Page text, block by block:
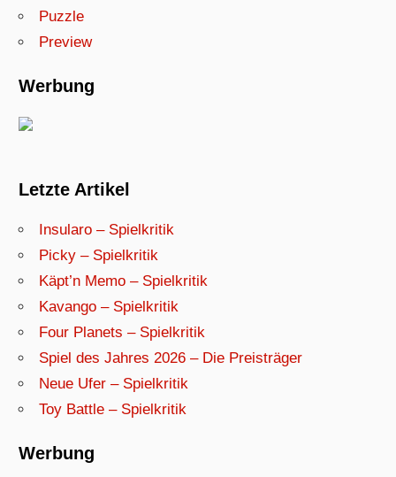
Puzzle
Preview
Werbung
Letzte Artikel
Insularo – Spielkritik
Picky – Spielkritik
Käpt’n Memo – Spielkritik
Kavango – Spielkritik
Four Planets – Spielkritik
Spiel des Jahres 2026 – Die Preisträger
Neue Ufer – Spielkritik
Toy Battle – Spielkritik
Werbung